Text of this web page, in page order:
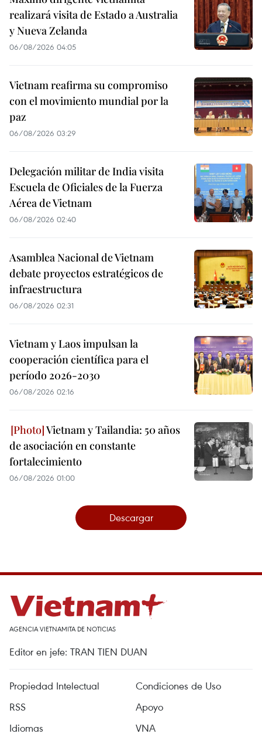
realizará visita de Estado a Australia
y Nueva Zelanda
06/08/2026 04:05
Vietnam reafirma su compromiso
con el movimiento mundial por la
paz
06/08/2026 03:29
Delegación militar de India visita
Escuela de Oficiales de la Fuerza
Aérea de Vietnam
06/08/2026 02:40
Asamblea Nacional de Vietnam
debate proyectos estratégicos de
infraestructura
06/08/2026 02:31
Vietnam y Laos impulsan la
cooperación científica para el
período 2026-2030
06/08/2026 02:16
Vietnam y Tailandia: 50 años
de asociación en constante
fortalecimiento
06/08/2026 01:00
Descargar
AGENCIA VIETNAMITA DE NOTICIAS
Editor en jefe: TRAN TIEN DUAN
Propiedad Intelectual
Condiciones de Uso
RSS
Apoyo
Idiomas
VNA